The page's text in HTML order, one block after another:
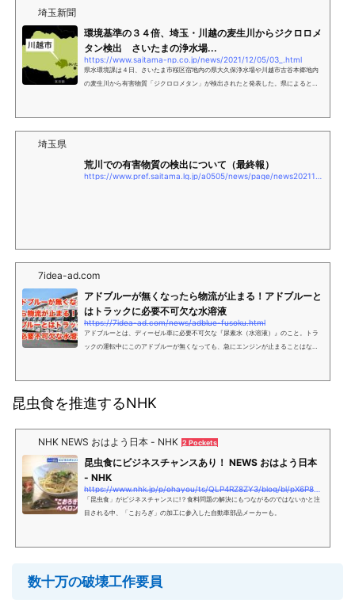
埼玉新聞
環境基準の３４倍、埼玉・川越の麦生川からジクロロメ
タン検出 さいたまの浄水場...
https://www.saitama-np.co.jp/news/2021/12/05/03_.html
県水環境課は４日、さいたま市桜区宿地内の県大久保浄水場や川越市古谷本郷地内
の麦生川から有害物質「ジクロロメタン」が検出されたと発表した。県によると２
埼玉県
荒川での有害物質の検出について（最終報）
https://www.pref.saitama.lg.jp/a0505/news/page/
7idea-ad.com
アドブルーが無くなったら物流が止まる！アドブルーと
はトラックに必要不可欠な水溶液
https://7idea-ad.com/news/adblue-fusoku.html
アドブルーとは、ディーゼル車に必要不可欠な『尿素水（水溶液）』のこと。トラ
ックの運転中にこのアドブルーが無くなっても、急にエンジンが止まることはない
昆虫食を推進するNHK
NHK NEWS おはよう日本 - NHK 2 Pockets
昆虫食にビジネスチャンスあり！ NEWS おはよう日本
- NHK
https://www.nhk.jp/p/ohayou/ts/QLP4RZ8ZY3/blog/bl/pX6P8EQjK4/bp/
「昆虫食」がビジネスチャンスに!？食料問題の解決にもつながるのではないかと注
目される中、「こおろぎ」の加工に参入した自動車部品メーカーも。
数十万の破壊工作要員